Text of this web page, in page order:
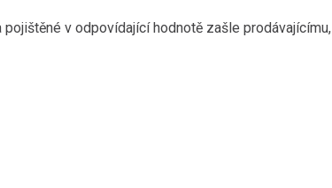
v odpovídající hodnotě zašle prodávajícímu,